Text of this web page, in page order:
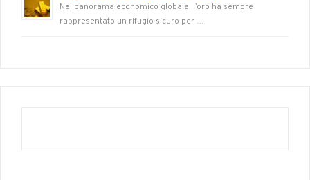
Nel panorama economico globale, l’oro ha sempre
rappresentato un rifugio sicuro per …